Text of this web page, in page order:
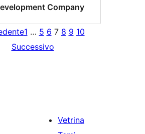
Company
1 … 5 6 7 8 9 10
Successivo
Vetrina